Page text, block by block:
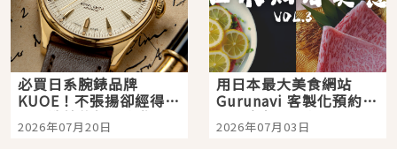
必買日系腕錶品牌
KUOE！不張揚卻經得起
時間洗鍊的經典之作五
選
2026年07月20日
用日本最大美食網站
Gurunavi 客製化預約九
大都市餐廳，打造專屬
美食體驗！
2026年07月03日